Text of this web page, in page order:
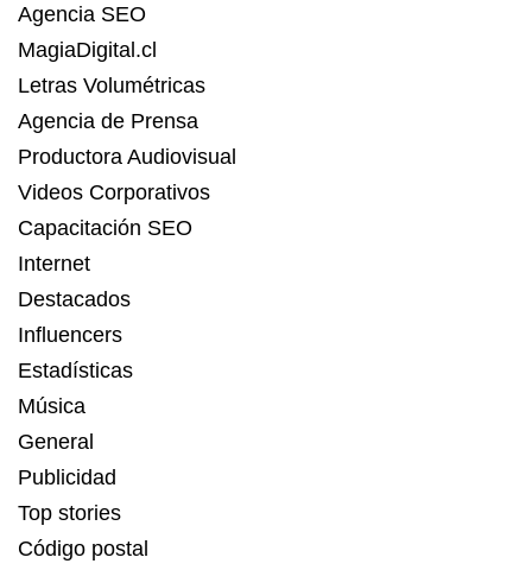
Agencia SEO
MagiaDigital.cl
Letras Volumétricas
Agencia de Prensa
Productora Audiovisual
Videos Corporativos
Capacitación SEO
Internet
Destacados
Influencers
Estadísticas
Música
General
Publicidad
Top stories
Código postal